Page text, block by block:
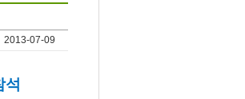
2013-07-09